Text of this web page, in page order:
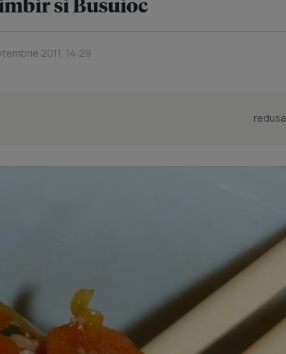
2011, 14:29
redusa